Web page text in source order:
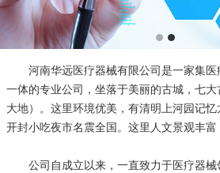
Previous
河南华远医疗器械有限公司是一家集医
一体的专业公司，坐落于美丽的古城，七
大地）。这里环境优美，有清明上河园记
开封小吃夜市名震全国。这里人文景观丰富
公司自成立以来，一直致力于医疗器械